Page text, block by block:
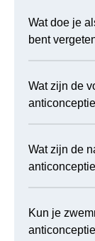
Wat doe je
bent
Wat zijn de
Wat zijn de
Kun je